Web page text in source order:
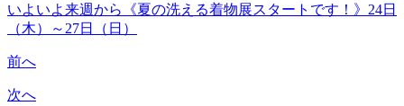
いよいよ来週から《夏の洗える着物展スタートです！》24日
（木）～27日（日）
前へ
次へ